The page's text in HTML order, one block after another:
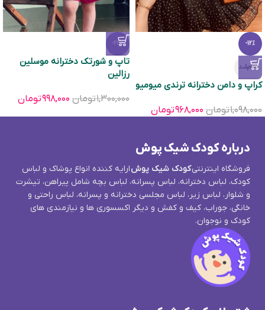
-12%
تمام‌شد
کراپ و دامن دخترانه ترندی میومیو
۱,۰۹۸,۰۰۰تومان ۹۶۸,۰۰۰تومان
-23%
تاپ و شورتک دخترانه موسلین
رزالین
۱,۳۰۰,۰۰۰تومان ۹۹۸,۰۰۰تومان
درباره کودک شیک پوش
فروشگاه اینترنتیکودک شیک پوشارایه کننده انواع پوشاک و لباس
کودک، لباس دخترانه، لباس پسرانه، لباس بچه شامل پیراهن، تیشرت
و شلوار، لباس زیر، لباس مجلسی دخترانه و پسرانه، لباس راحتی و
خانگی، جوراب، کیف و کفش و دیگر اکسسوری ها و نیازمندی های
کودک و نوجوان.